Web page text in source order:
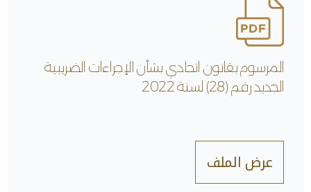
المرسوم بقانون اتحادي بشأن الإجراءات الضريبية
الجديد رقم (28) لسنة 2022
عرض الملف